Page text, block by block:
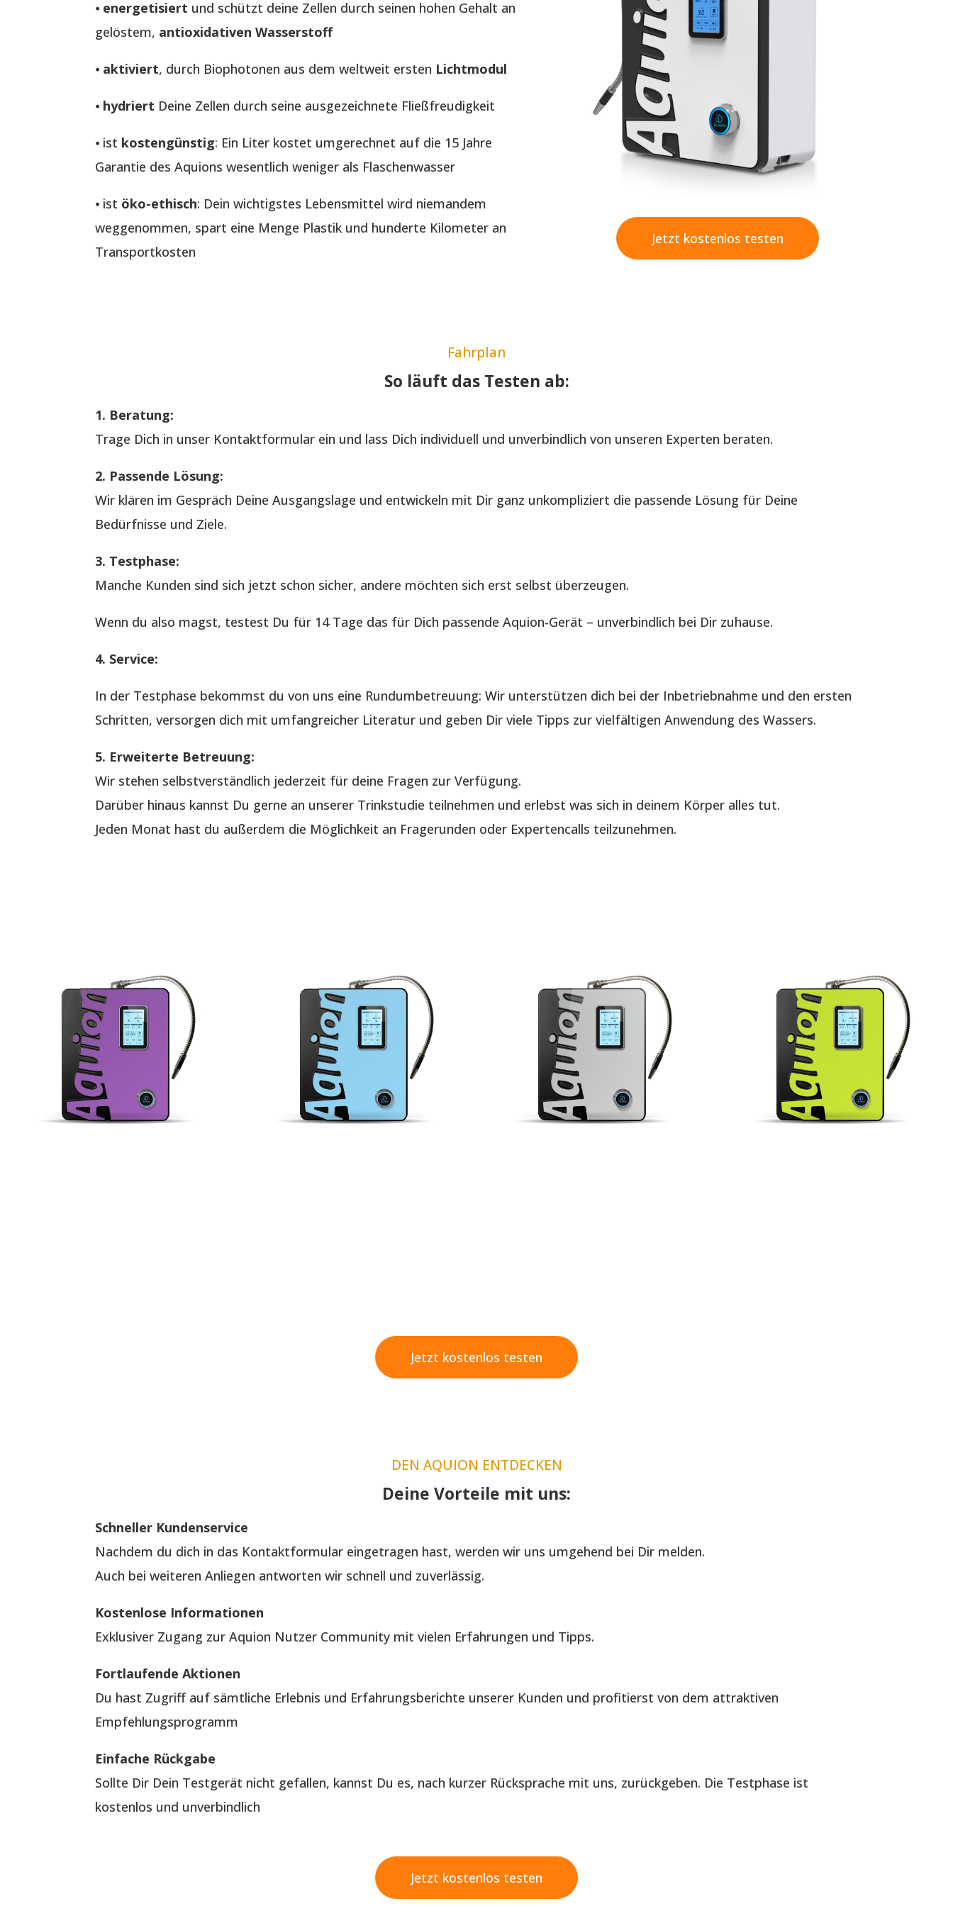
⦁ energetisiert und schützt deine Zellen durch seinen hohen Gehalt an
gelöstem, antioxidativen Wasserstoff
⦁ aktiviert, durch Biophotonen aus dem weltweit ersten Lichtmodul
⦁ hydriert Deine Zellen durch seine ausgezeichnete Fließfreudigkeit
⦁ ist kostengünstig: Ein Liter kostet umgerechnet auf die 15 Jahre
Garantie des Aquions wesentlich weniger als Flaschenwasser
⦁ ist öko-ethisch: Dein wichtigstes Lebensmittel wird niemandem
weggenommen, spart eine Menge Plastik und hunderte Kilometer an
Transportkosten
Jetzt kostenlos testen
Fahrplan
So läuft das Testen ab:
1. Beratung:
Trage Dich in unser Kontaktformular ein und lass Dich individuell und unverbindlich von unseren Experten beraten.
2. Passende Lösung:
Wir klären im Gespräch Deine Ausgangslage und entwickeln mit Dir ganz unkompliziert die passende Lösung für Deine
Bedürfnisse und Ziele.
3. Testphase:
Manche Kunden sind sich jetzt schon sicher, andere möchten sich erst selbst überzeugen.
Wenn du also magst, testest Du für 14 Tage das für Dich passende Aquion-Gerät – unverbindlich bei Dir zuhause.
4. Service:
In der Testphase bekommst du von uns eine Rundumbetreuung: Wir unterstützen dich bei der Inbetriebnahme und den ersten
Schritten, versorgen dich mit umfangreicher Literatur und geben Dir viele Tipps zur vielfältigen Anwendung des Wassers.
5. Erweiterte Betreuung:
Wir stehen selbstverständlich jederzeit für deine Fragen zur Verfügung.
Darüber hinaus kannst Du gerne an unserer Trinkstudie teilnehmen und erlebst was sich in deinem Körper alles tut.
Jeden Monat hast du außerdem die Möglichkeit an Fragerunden oder Expertencalls teilzunehmen.
Jetzt kostenlos testen
DEN AQUION ENTDECKEN
Deine Vorteile mit uns:
Schneller Kundenservice
Nachdem du dich in das Kontaktformular eingetragen hast, werden wir uns umgehend bei Dir melden.
Auch bei weiteren Anliegen antworten wir schnell und zuverlässig.
Kostenlose Informationen
Exklusiver Zugang zur Aquion Nutzer Community mit vielen Erfahrungen und Tipps.
Fortlaufende Aktionen
Du hast Zugriff auf sämtliche Erlebnis und Erfahrungsberichte unserer Kunden und profitierst von dem attraktiven
Empfehlungsprogramm
Einfache Rückgabe
Sollte Dir Dein Testgerät nicht gefallen, kannst Du es, nach kurzer Rücksprache mit uns, zurückgeben. Die Testphase ist
kostenlos und unverbindlich
Jetzt kostenlos testen